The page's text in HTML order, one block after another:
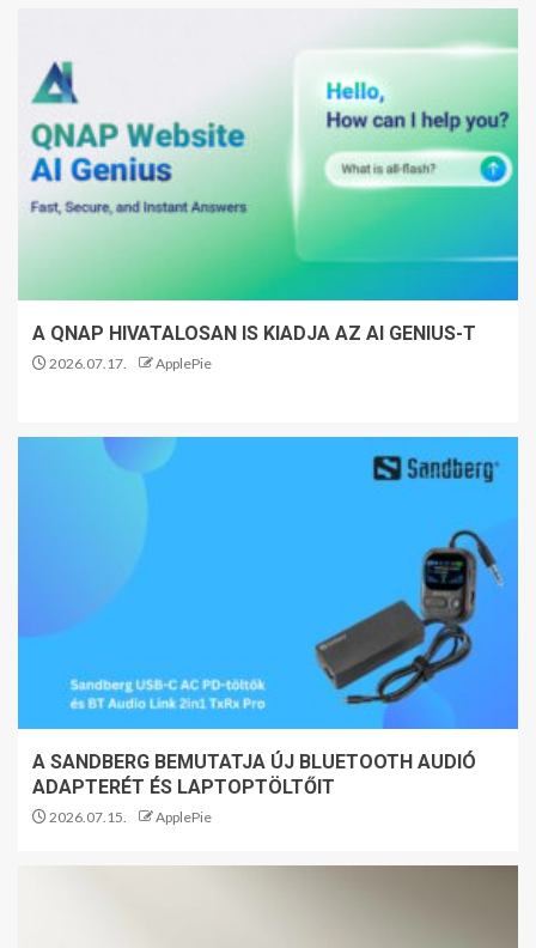
A QNAP HIVATALOSAN IS KIADJA AZ AI GENIUS-T
2026.07.17. ApplePie
A SANDBERG BEMUTATJA ÚJ BLUETOOTH AUDIÓ
ADAPTERÉT ÉS LAPTOPTÖLTŐIT
2026.07.15. ApplePie